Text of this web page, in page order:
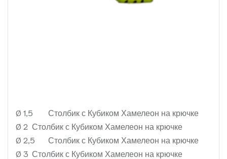
Ø 1,5
Столбик с Кубиком Хамелеон на крючке
Ø 2 Столбик с Кубиком Хамелеон на крючке
Ø 2,5
Столбик с Кубиком Хамелеон на крючке
Ø 3 Столбик с Кубиком Хамелеон на крючке